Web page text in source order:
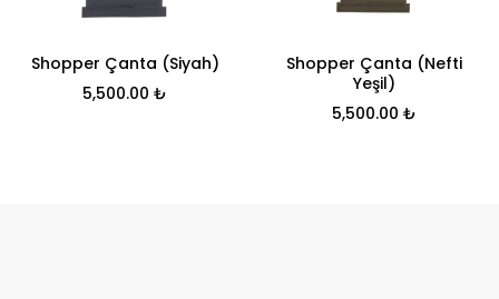
Shopper Çanta (Siyah)
5,500.00 ₺
Shopper Çanta (Nefti
Yeşil)
5,500.00 ₺